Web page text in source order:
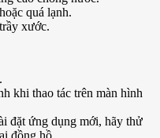
quá lạnh.
xước.
khi thao tác trên màn hình
đặt ứng dụng mới, hãy thử
đồng hồ.